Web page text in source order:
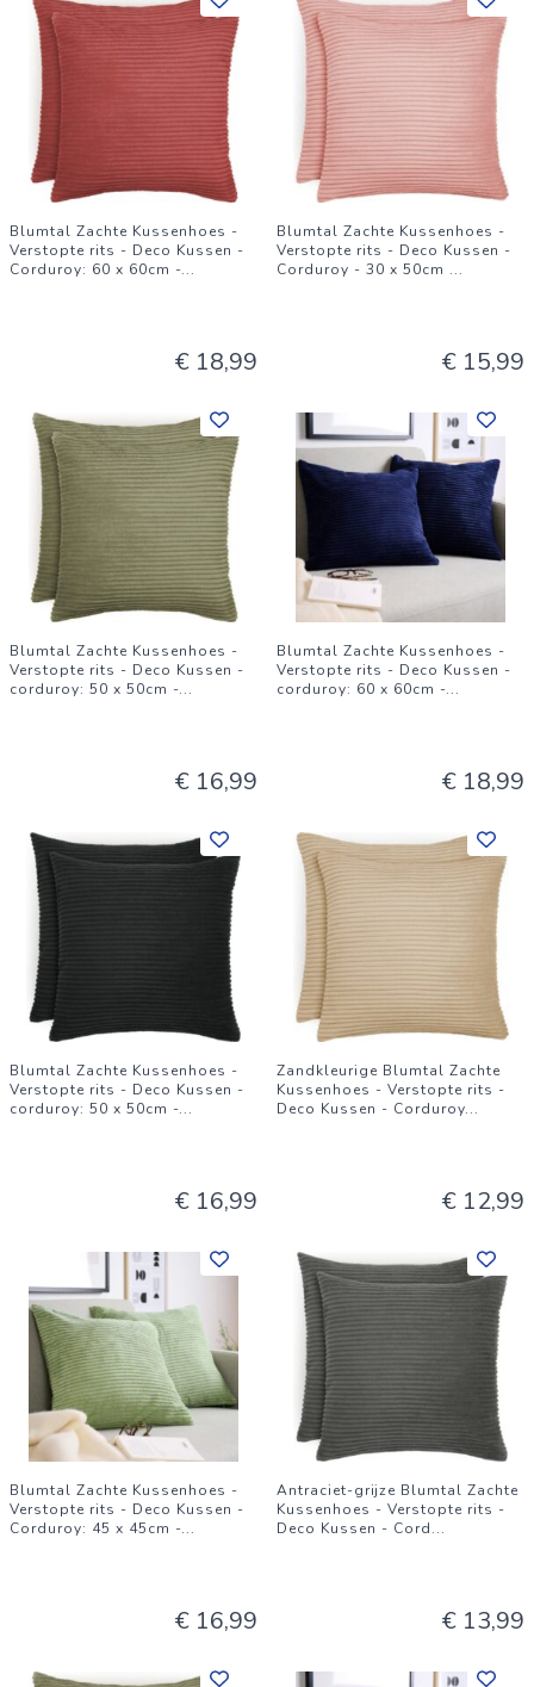
Blumtal Zachte Kussenhoes -
Verstopte rits - Deco Kussen -
Corduroy: 60 x 60cm -...
€ 18,99
Blumtal Zachte Kussenhoes -
Verstopte rits - Deco Kussen -
Corduroy - 30 x 50cm ...
€ 15,99
Blumtal Zachte Kussenhoes -
Verstopte rits - Deco Kussen -
corduroy: 50 x 50cm -...
€ 16,99
Blumtal Zachte Kussenhoes -
Verstopte rits - Deco Kussen -
corduroy: 60 x 60cm -...
€ 18,99
Blumtal Zachte Kussenhoes -
Verstopte rits - Deco Kussen -
corduroy: 50 x 50cm -...
€ 16,99
Zandkleurige Blumtal Zachte
Kussenhoes - Verstopte rits -
Deco Kussen - Corduroy...
€ 12,99
Blumtal Zachte Kussenhoes -
Verstopte rits - Deco Kussen -
Corduroy: 45 x 45cm -...
€ 16,99
Antraciet-grijze Blumtal Zachte
Kussenhoes - Verstopte rits -
Deco Kussen - Cord...
€ 13,99